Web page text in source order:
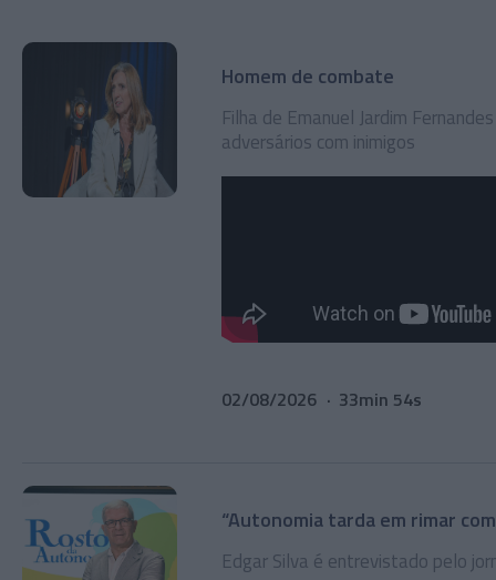
Homem de combate
Filha de Emanuel Jardim
adversários com inimigos
02/08/2026 33min 54s
“Autonomia tarda em rimar
Edgar Silva é entrevistado pelo